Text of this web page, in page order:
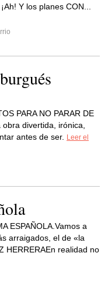
Y los planes CON...
PARA NO PARAR DE
divertida, irónica,
antes de ser.
Leer el
ESPAÑOLA.Vamos a
arraigados, el de «la
HERRERAEn realidad no